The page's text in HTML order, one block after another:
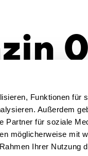
Funktionen für
Außerdem
Partner für soziale
möglicherweise mit
Ihrer Nutzung
dem
uns, dass